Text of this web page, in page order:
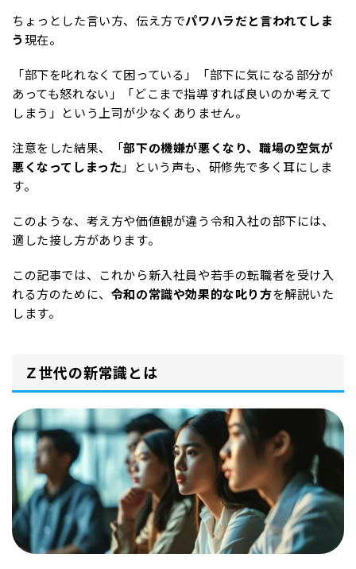
ちょっとした言い方、伝え方でパワハラだと言われてしま
う現在。
「部下を叱れなくて困っている」「部下に気になる部分が
あっても怒れない」「どこまで指導すれば良いのか考えて
しまう」という上司が少なくありません。
注意をした結果、「部下の機嫌が悪くなり、職場の空気が
悪くなってしまった 」という声も、研修先で多く耳にしま
す。
このような、考え方や価値観が違う令和入社の部下には、
適した接し方があります。
この記事では、これから新入社員や若手の転職者を受け入
れる方のために、 令和の常識や効果的な叱り方を解説いた
します。
Ｚ世代の新常識とは